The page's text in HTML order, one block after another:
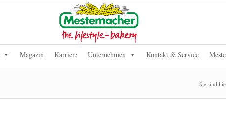
Magazin Karriere Unternehmen Kontakt & Service
Sie sind